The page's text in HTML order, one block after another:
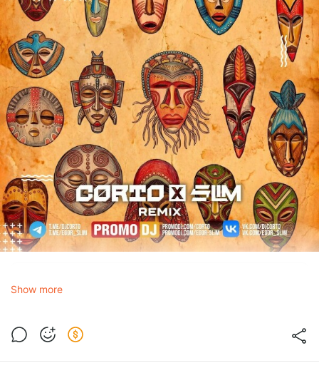
ин да клаб (CORTO X SLIM Remix)
1.0x
Show more